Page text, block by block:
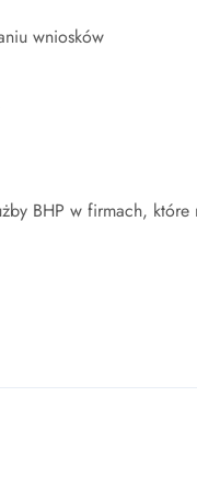
wniosków
BHP w firmach, które